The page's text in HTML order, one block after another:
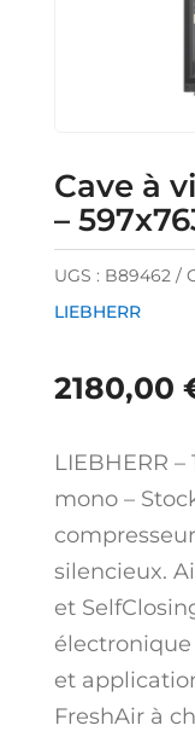
Cave à
–
UGS : B89462
LIEBHERR
2180,00
LIEBHERR
mono –
silencieux.
et
et
FreshAir à